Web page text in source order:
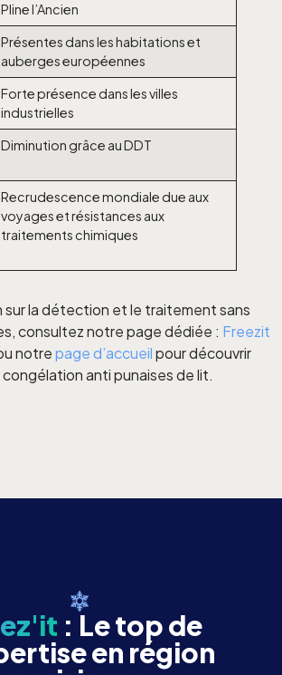
Pline l’Ancien
Présentes dans les habitations et
auberges européennes
Forte présence dans les villes
industrielles
Diminution grâce au DDT
Recrudescence mondiale due aux
voyages et résistances aux
traitements chimiques
sur la détection et le traitement sans
consultez notre page dédiée : Freezit
notrepage d’accueilpour découvrir
anti punaises de lit.
: Le top de
en région